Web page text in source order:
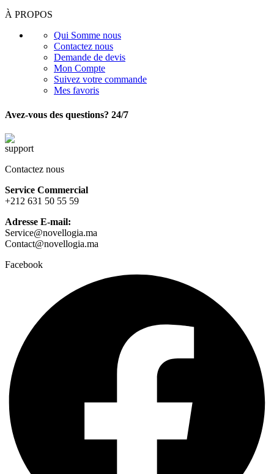
À PROPOS
Qui Somme nous
Contactez nous
Demande de devis
Mon Compte
Suivez votre commande
Mes favoris
Avez-vous des questions? 24/7
Contactez nous
Service Commercial
+212 631 50 55 59
Adresse E-mail:
Service@novellogia.ma
Contact@novellogia.ma
Facebook